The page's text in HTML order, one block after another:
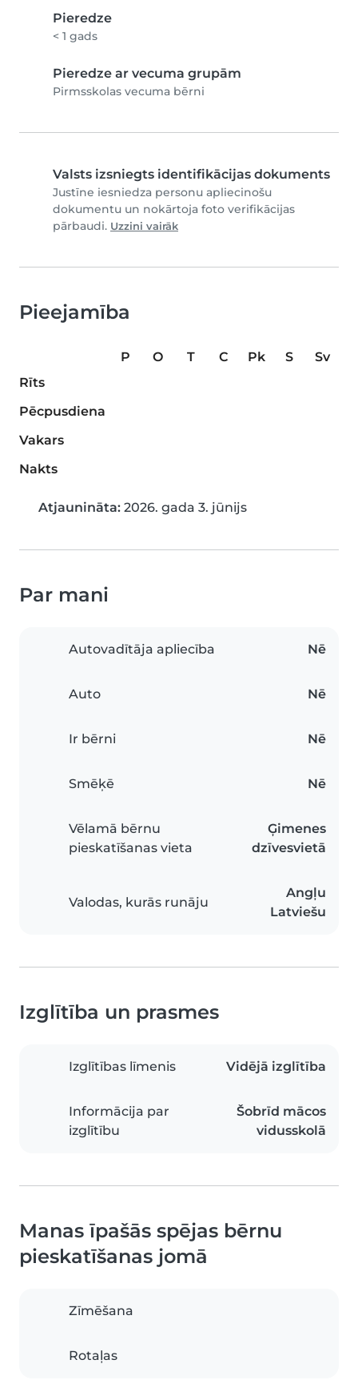
Pieredze
< 1 gads
Pieredze ar vecuma grupām
Pirmsskolas vecuma bērni
Valsts izsniegts identifikācijas dokuments
Justīne iesniedza personu apliecinošu
dokumentu un nokārtoja foto verifikācijas
pārbaudi. Uzzini vairāk
Pieejamība
P O T C Pk S
Sv
Rīts
Pēcpusdiena
Vakars
Nakts
Atjaunināta: 2026. gada 3. jūnijs
Par mani
Autovadītāja apliecība Nē
Auto Nē
Ir bērni Nē
Smēķē Nē
Vēlamā bērnu
pieskatīšanas vieta
Ģimenes
dzīvesvietā
Valodas, kurās runāju
Angļu
Latviešu
Izglītība un prasmes
Izglītības līmenis Vidējā izglītība
Informācija par
izglītību
Šobrīd mācos
vidusskolā
Manas īpašās spējas bērnu
pieskatīšanas jomā
Zīmēšana
Rotaļas